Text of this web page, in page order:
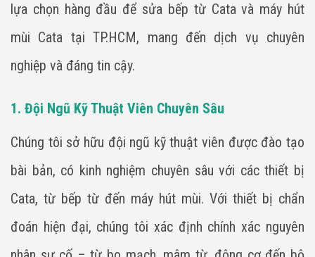
lựa chọn hàng đầu để sửa bếp từ Cata và máy hút
mùi Cata tại TP.HCM, mang đến dịch vụ chuyên
nghiệp và đáng tin cậy.
1. Đội Ngũ Kỹ Thuật Viên Chuyên Sâu
Chúng tôi sở hữu đội ngũ kỹ thuật viên được đào tạo
bài bản, có kinh nghiệm chuyên sâu với các thiết bị
Cata, từ bếp từ đến máy hút mùi. Với thiết bị chẩn
đoán hiện đại, chúng tôi xác định chính xác nguyên